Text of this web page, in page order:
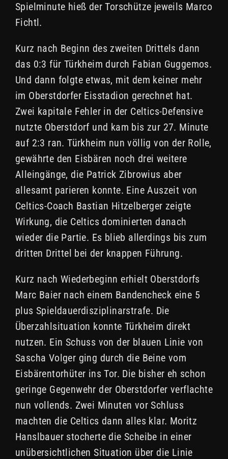
Spielminute hieß der Torschütze jeweils Marco
Fichtl.
Kurz nach Beginn des zweiten Drittels dann
das 0:3 für Türkheim durch Fabian Guggemos.
Und dann folgte etwas, mit dem keiner mehr
im Oberstdorfer Eisstadion gerechnet hat.
Zwei kapitale Fehler in der Celtics-Defensive
nutzte Oberstdorf und kam bis zur 27. Minute
auf 2:3 ran. Türkheim nun völlig von der Rolle,
gewährte den Eisbären noch drei weitere
Alleingänge, die Patrick Zibrowius aber
allesamt parieren konnte. Eine Auszeit von
Celtics-Coach Bastian Hitzelberger zeigte
Wirkung, die Celtics dominierten danach
wieder die Partie. Es blieb allerdings bis zum
dritten Drittel bei der knappen Führung.
Kurz nach Wiederbeginn erhielt Oberstdorfs
Marc Baier nach einem Bandencheck eine 5
plus Spieldauerdisziplinarstrafe. Die
Überzahlsituation konnte Türkheim direkt
nutzen. Ein Schuss von der blauen Linie von
Sascha Volger ging durch die Beine vom
Eisbärentorhüter ins Tor. Die bisher eh schon
geringe Gegenwehr der Oberstdorfer verflachte
nun vollends. Zwei Minuten vor Schluss
machten die Celtics dann alles klar. Moritz
Hanslbauer stocherte die Scheibe in einer
unübersichtlichen Situation über die Linie